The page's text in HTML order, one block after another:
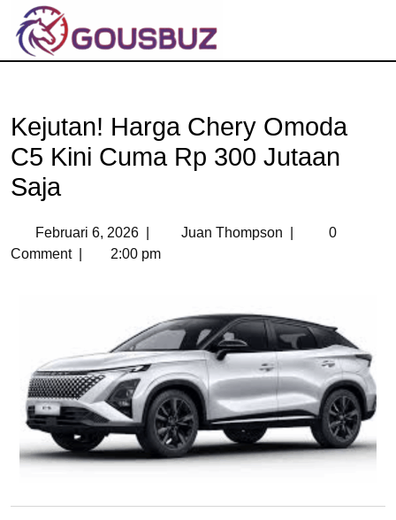
Kejutan! Harga Chery Omoda
C5 Kini Cuma Rp 300 Jutaan
Saja
Februari 6, 2026 Juan Thompson
0
Comment
2:00 pm